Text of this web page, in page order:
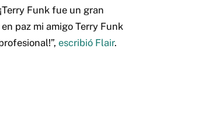
¡Terry Funk fue un gran
en paz mi amigo Terry Funk
”, escribió Flair.